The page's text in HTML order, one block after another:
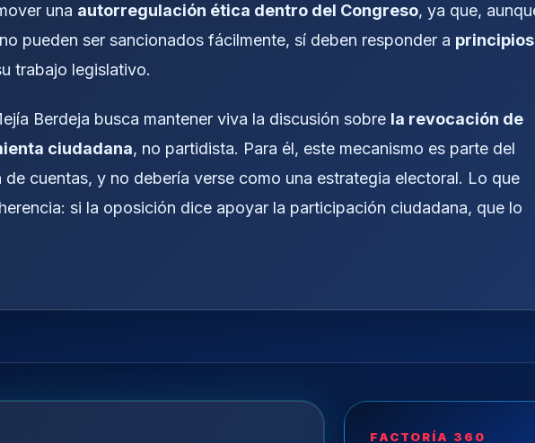
una autorregulación ética dentro del Congreso, ya que,
pueden ser sancionados fácilmente, sí deben responder a principios
trabajo legislativo.
Berdeja busca mantener viva la discusión sobre la revocación de
ciudadana, no partidista. Para él, este mecanismo es parte del
cuentas, y no debería verse como una estrategia electoral. Lo que
si la oposición dice apoyar la participación ciudadana, que lo
FACTORÍA 360